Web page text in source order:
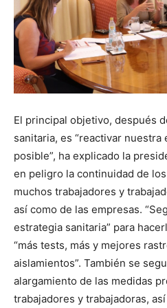
El principal objetivo, después
sanitaria, es “reactivar nuestra
posible”, ha explicado la
en peligro la continuidad de
muchos trabajadores y
así como de las empresas.
estrategia sanitaria” para
“más tests, más y mejores
aislamientos”. También se
alargamiento de las medidas
trabajadores y trabajadoras,